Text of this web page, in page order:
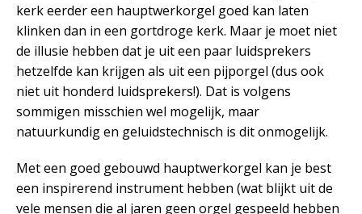
kerk eerder een hauptwerkorgel goed kan laten
klinken dan in een gortdroge kerk. Maar je moet niet
de illusie hebben dat je uit een paar luidsprekers
hetzelfde kan krijgen als uit een pijporgel (dus ook
niet uit honderd luidsprekers!). Dat is volgens
sommigen misschien wel mogelijk, maar
natuurkundig en geluidstechnisch is dit onmogelijk.
Met een goed gebouwd hauptwerkorgel kan je best
een inspirerend instrument hebben (wat blijkt uit de
vele mensen die al jaren geen orgel gespeeld hebben